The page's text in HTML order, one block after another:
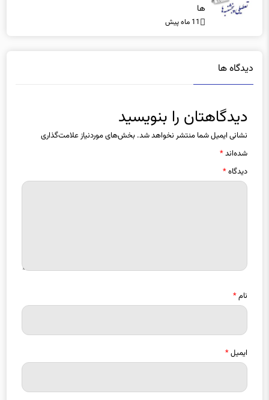
ها
11 ماه پیش
دیدگاه ها
دیدگاهتان را بنویسید
نشانی ایمیل شما منتشر نخواهد شد. بخش‌های موردنیاز علامت‌گذاری
شده‌اند*
دیدگاه*
نام*
ایمیل*